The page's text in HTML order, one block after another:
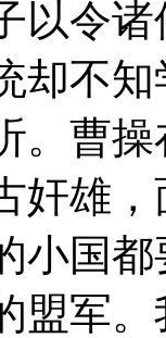
以令
却不
。曹
奸雄
小国
盟军